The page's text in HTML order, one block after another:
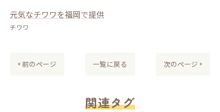
元気なチワワを福岡で提供
チワワ
< 前のページ 一覧に戻る 次のページ >
関連タグ